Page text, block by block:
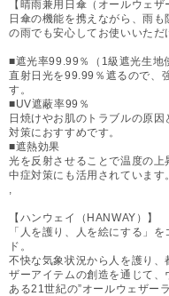
【晴雨兼用日傘（オールウェザ
日傘の機能を携えながら、雨
の雨でも安心してお使いいただ
■遮光率99.99％（1級遮光生地
直射日光を99.99％遮るので、
す。
■UV遮蔽率99％
日焼けやお肌のトラブルの原
対策におすすめです。
■遮熱効果
光を反射させることで温度の
中症対策にも活用されています。
【ハンウェイ（HANWAY）】
「人を護り、人を絵にする」
ド。
不快な気象状況から人を護り
ザーアイテムの創造を通じて
ある21世紀の”オールウェザー